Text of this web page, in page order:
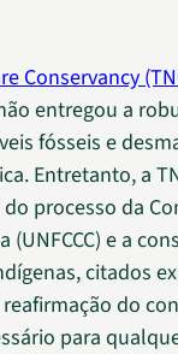
Conservancy
entregou a
fósseis e
Entretanto, a
processo da
(UNFCCC) e a
citados
do
para